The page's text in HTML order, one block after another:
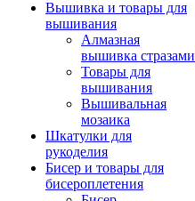
Вышивка и товары для
вышивания
Алмазная
вышивка стразами
Товары для
вышивания
Вышивальная
мозаика
Шкатулки для
рукоделия
Бисер и товары для
бисероплетения